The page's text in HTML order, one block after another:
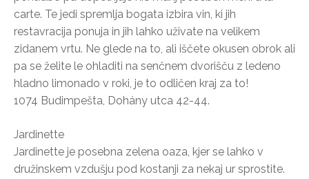
carte. Te jedi spremlja bogata izbira vin, ki jih
restavracija ponuja in jih lahko uživate na velikem
zidanem vrtu. Ne glede na to, ali iščete okusen obrok ali
pa se želite le ohladiti na senčnem dvorišču z ledeno
hladno limonado v roki, je to odličen kraj za to!
1074 Budimpešta, Dohány utca 42-44.
Jardinette
Jardinette je posebna zelena oaza, kjer se lahko v
družinskem vzdušju pod kostanji za nekaj ur sprostite.